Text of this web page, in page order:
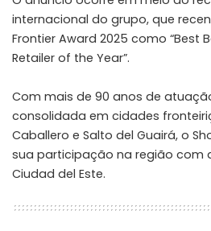
internacional do grupo, que
Frontier Award 2025 como “Best
Retailer of the Year”.
Com mais de 90 anos de
consolidada em cidades
Caballero e Salto del Guairá, o
sua participação na região com
Ciudad del Este.